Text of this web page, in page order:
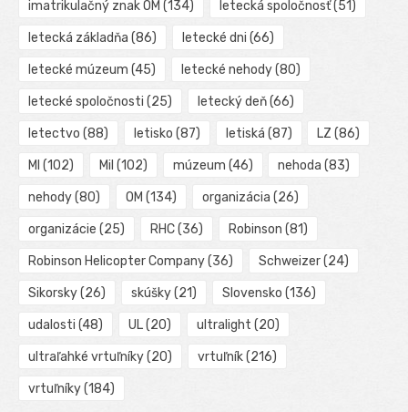
imatrikulačný znak OM (134) letecká spoločnosť(51)
letecká základňa (86) letecké dni (66)
letecké múzeum (45) letecké nehody(80)
letecké spoločnosti (25) letecký deň(66)
letectvo (88) letisko (87) letiská (87) LZ (86)
MI (102) Mil (102) múzeum (46) nehoda (83)
nehody(80) OM (134) organizácia (26)
organizácie (25) RHC(36) Robinson (81)
Robinson Helicopter Company(36) Schweizer(24)
Sikorsky(26) skúšky(21) Slovensko (136)
udalosti (48) UL(20) ultralight (20)
ultraľahké vrtuľníky(20) vrtuľník(216)
vrtuľníky(184)